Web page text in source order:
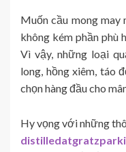
Muốn cầu mong may
không kém phần phù
Vì vậy, những loại
long, hồng xiêm, táo
chọn hàng đầu cho
Hy vọng với những